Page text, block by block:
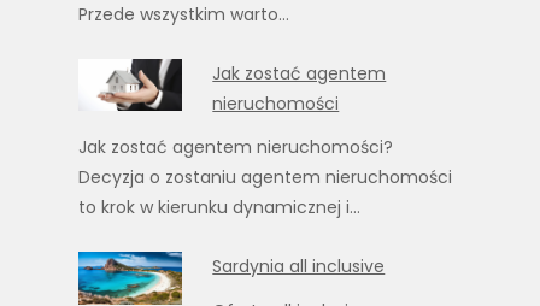
Przede wszystkim warto…
Jak zostać agentem
nieruchomości
Jak zostać agentem nieruchomości?
Decyzja o zostaniu agentem nieruchomości
to krok w kierunku dynamicznej i…
Sardynia all inclusive